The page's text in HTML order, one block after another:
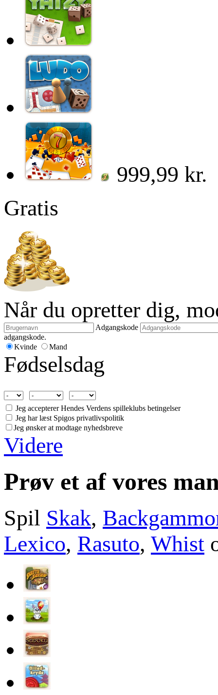
999,99 kr.
Gratis
Når du opretter dig,
Adgangskode
adgangskode.
Kvinde
Mand
Fødselsdag
Jeg accepterer Hendes Verdens spilleklubs betingelser
Jeg har læst Spigos privatlivspolitik
Jeg ønsker at modtage nyhedsbreve
Videre
Prøv et af vores
Spil Skak,
Lexico, Rasuto, Whist